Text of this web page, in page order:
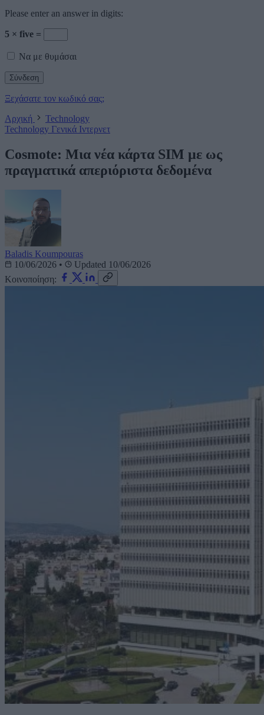
Please enter an answer in digits:
5 × five =
Να με θυμάσαι
Ξεχάσατε τον κωδικό σας;
Αρχική
Technology
Technology Γενικά Ιντερνετ
Cosmote: Μια νέα κάρτα SIM με ως
πραγματικά απεριόριστα δεδομένα
Baladis Koumpouras
10/06/2026 •
Updated 10/06/2026
Κοινοποίηση: